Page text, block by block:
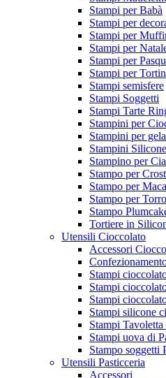
Stampi per Babà
Stampi per
Stampi per
Stampi per
Stampi per
Stampi per
Stampi semisfere
Stampi Soggetti
Stampi Tarte
Stampini per
Stampini per
Stampini
Stampino per
Stampo per
Stampo per
Stampo per
Stampo
Tortiere in
Utensili Cioccolato
Accessori
Stampi
Stampi
Stampi
Stampi silicone
Stampi
Stampi uova di
Stampo soggetti
Utensili Pasticceria
Accessori